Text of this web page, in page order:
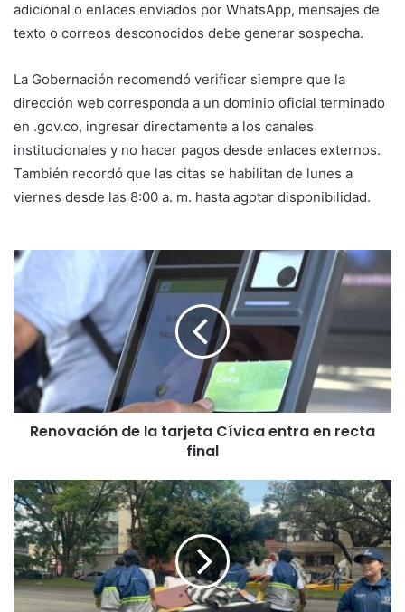
adicional o enlaces enviados por WhatsApp, mensajes de
texto o correos desconocidos debe generar sospecha.
La Gobernación recomendó verificar siempre que la
dirección web corresponda a un dominio oficial terminado
en .gov.co, ingresar directamente a los canales
institucionales y no hacer pagos desde enlaces externos.
También recordó que las citas se habilitan de lunes a
viernes desde las 8:00 a. m. hasta agotar disponibilidad.
Renovación de la tarjeta Cívica entra en recta
final